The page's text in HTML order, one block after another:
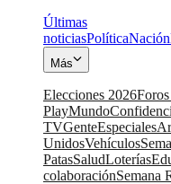
Últimas
noticiasPolíticaNación
Más
Elecciones 2026Foros
PlayMundo
TVGenteEspeciales
UnidosVehículos
PatasSaludLoterías
colaboraciónSemana